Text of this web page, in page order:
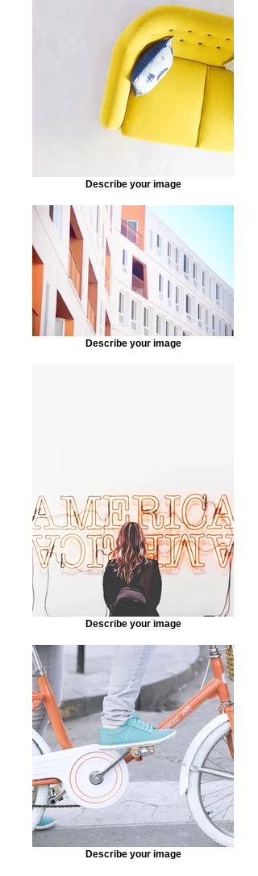
Describe your image
Describe your image
Describe your image
Describe your image